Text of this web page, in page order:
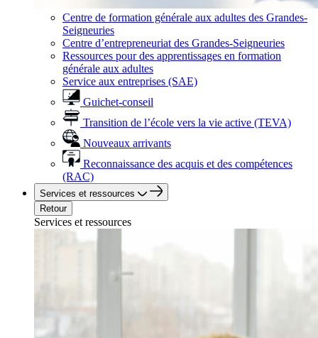
Centre de formation générale aux adultes des Grandes-
Seigneuries
Centre d’entrepreneuriat des Grandes-Seigneuries
Ressources pour des apprentissages en formation
générale aux adultes
Service aux entreprises (SAE)
Guichet-conseil
Transition de l’école vers la vie active (TEVA)
Nouveaux arrivants
Reconnaissance des acquis et des compétences
(RAC)
Services et ressources
Retour
Services et ressources